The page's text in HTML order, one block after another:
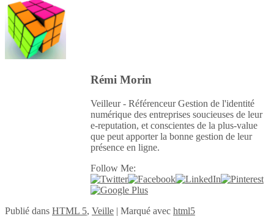
Rémi Morin
Veilleur - Référenceur Gestion de l'identité
numérique des entreprises soucieuses de leur
e-reputation, et conscientes de la plus-value
que peut apporter la bonne gestion de leur
présence en ligne.
Follow Me:
Publié dans HTML 5, Veille | Marqué avec html5